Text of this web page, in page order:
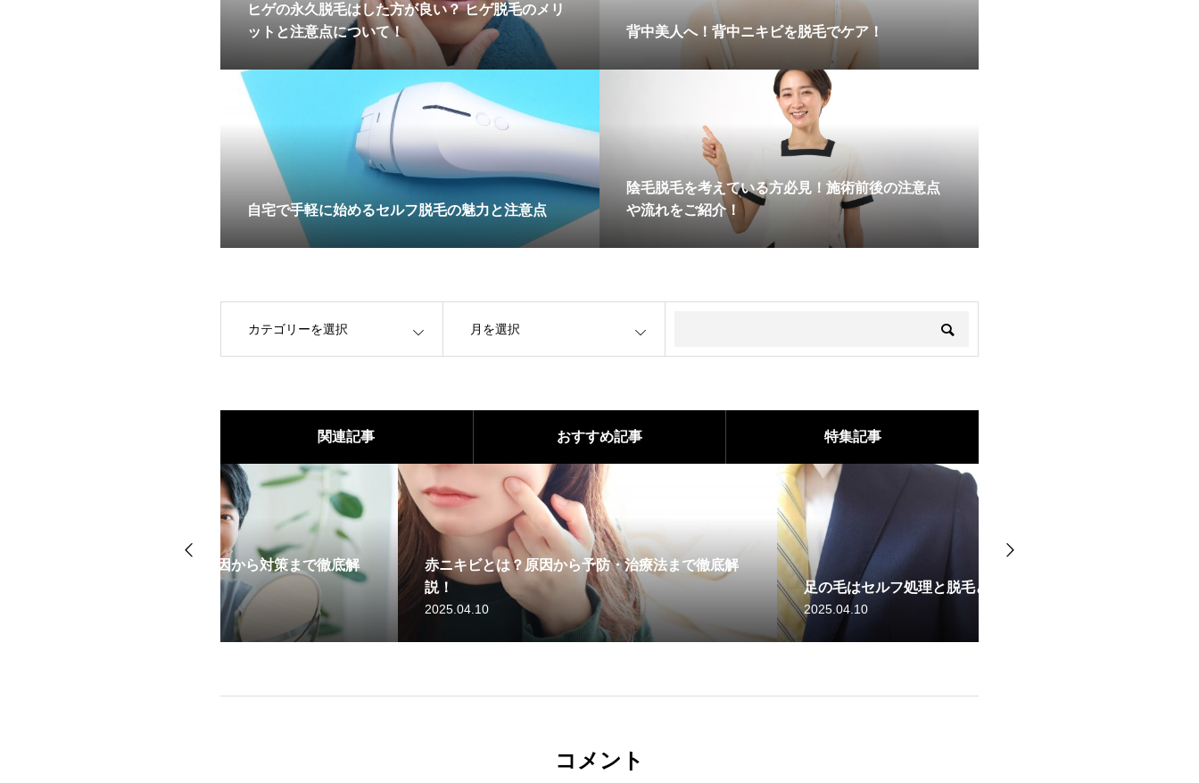
ヒゲの永久脱毛はした方が良い？ ヒゲ脱毛のメリ
ットと注意点について！
背中美人へ！背中ニキビを脱毛でケア！
自宅で手軽に始めるセルフ脱毛の魅力と注意点
陰毛脱毛を考えている方必見！施術前後の注意点
や流れをご紹介！
関連記事 おすすめ記事 特集記事
赤ニキビとは？原因から予防・治療法まで徹底解
説！
足の毛はセルフ処理と脱毛どっちの方がいい？
2025.04.10
コメント